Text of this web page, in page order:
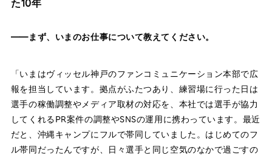
た10年
——まず、いまのお仕事について教えてください。
「いまはヴィッセル神戸のファンコミュニケーション本部で広
報を担当しています。拠点がふたつあり、練習場に行った日は
選手の稼働調整やメディア取材の対応を、本社では選手が協力
してくれるPR案件の調整やSNSの運用に携わっています。最近
だと、沖縄キャンプにフルで帯同していました。はじめてのフ
ル帯同だったんですが、日々選手と同じ空気のなかで過ごすの